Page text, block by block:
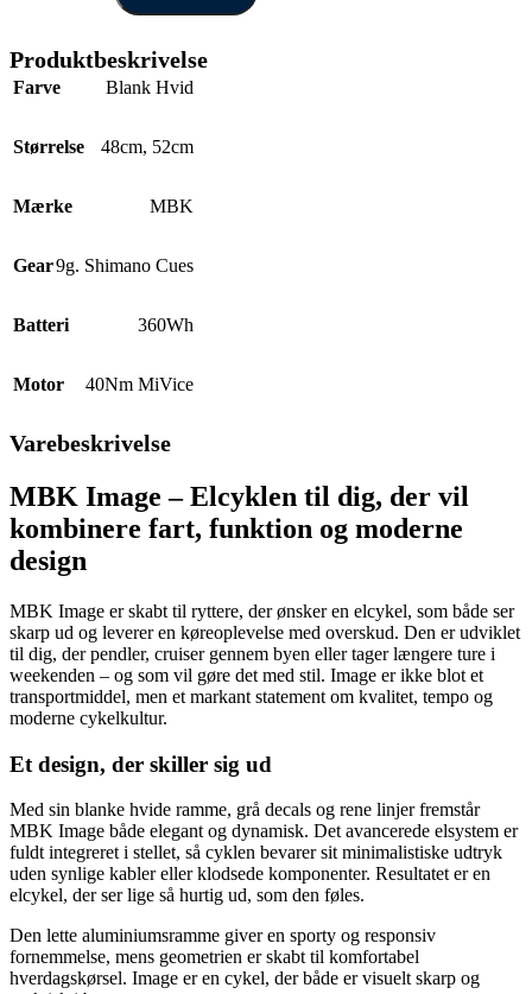
Produktbeskrivelse
Farve Blank Hvid
Størrelse 48cm, 52cm
Mærke MBK
Gear9g. Shimano Cues
Batteri 360Wh
Motor 40Nm MiVice
Varebeskrivelse
MBK Image – Elcyklen til dig, der vil
kombinere fart, funktion og moderne
design
MBK Image er skabt til ryttere, der ønsker en elcykel, som både ser
skarp ud og leverer en køreoplevelse med overskud. Den er udviklet
til dig, der pendler, cruiser gennem byen eller tager længere ture i
weekenden – og som vil gøre det med stil. Image er ikke blot et
transportmiddel, men et markant statement om kvalitet, tempo og
moderne cykelkultur.
Et design, der skiller sig ud
Med sin blanke hvide ramme, grå decals og rene linjer fremstår
MBK Image både elegant og dynamisk. Det avancerede elsystem er
fuldt integreret i stellet, så cyklen bevarer sit minimalistiske udtryk
uden synlige kabler eller klodsede komponenter. Resultatet er en
elcykel, der ser lige så hurtig ud, som den føles.
Den lette aluminiumsramme giver en sporty og responsiv
fornemmelse, mens geometrien er skabt til komfortabel
hverdagskørsel. Image er en cykel, der både er visuelt skarp og